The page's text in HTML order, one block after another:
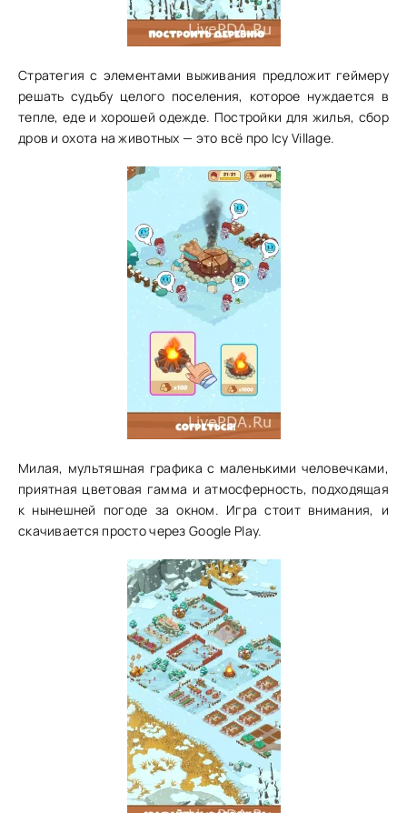
Стратегия с элементами выживания предложит геймеру
решать судьбу целого поселения, которое нуждается в
тепле, еде и хорошей одежде. Постройки для жилья, сбор
дров и охота на животных — это всё про Icy Village.
Милая, мультяшная графика с маленькими человечками,
приятная цветовая гамма и атмосферность, подходящая
к нынешней погоде за окном. Игра стоит внимания, и
скачивается просто через Google Play.